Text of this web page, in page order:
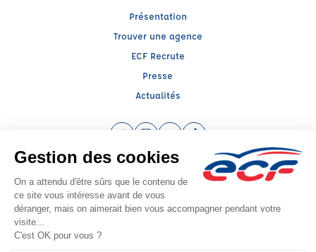
Présentation
Trouver une agence
ECF Recrute
Presse
Actualités
Facebook (nouvelle fenêtre)
Instagram (nouvelle fenêtre)
YouTube (nouvelle fenêtre)
TikTok (nouvelle fenêtre)
Raison sociale : ECF SUD PREVENTION SECURITE GRAND PUBLIC - Capital
social: 20000€
SIREN: 814514188 - Numéro de TVA intracommunautaire: FR56814514188
Agrément n°E2308300100